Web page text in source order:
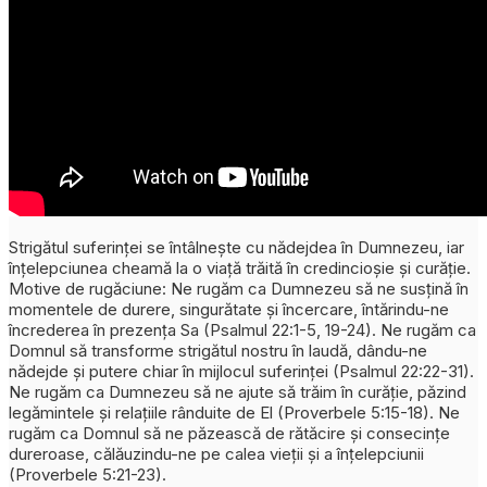
Strigătul suferinței se întâlnește cu nădejdea în Dumnezeu, iar
înțelepciunea cheamă la o viață trăită în credincioșie și curăție.
Motive de rugăciune: Ne rugăm ca Dumnezeu să ne susțină în
momentele de durere, singurătate și încercare, întărindu-ne
încrederea în prezența Sa (Psalmul 22:1-5, 19-24). Ne rugăm ca
Domnul să transforme strigătul nostru în laudă, dându-ne
nădejde și putere chiar în mijlocul suferinței (Psalmul 22:22-31).
Ne rugăm ca Dumnezeu să ne ajute să trăim în curăție, păzind
legămintele și relațiile rânduite de El (Proverbele 5:15-18). Ne
rugăm ca Domnul să ne păzească de rătăcire și consecințe
dureroase, călăuzindu-ne pe calea vieții și a înțelepciunii
(Proverbele 5:21-23).